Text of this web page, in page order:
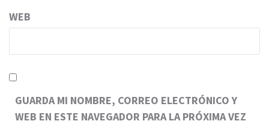
WEB
GUARDA MI NOMBRE, CORREO ELECTRÓNICO Y
WEB EN ESTE NAVEGADOR PARA LA PRÓXIMA VEZ